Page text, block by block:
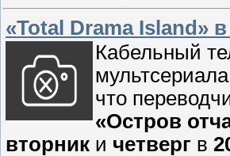
«Total Drama Island»
Кабельный
мультсериала
что
«Остров
вторник и четверг в